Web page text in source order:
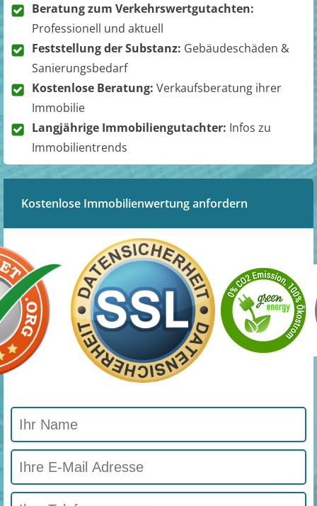
Beratung zum Verkehrswertgutachten:
Professionell und aktuell
Feststellung der Substanz: Gebäudeschäden &
Sanierungsbedarf
Kostenlose Beratung: Verkaufsberatung ihrer
Immobilie
Langjährige Immobiliengutachter: Infos zu
Immobilientrends
Kostenlose Immobilienwertung anfordern